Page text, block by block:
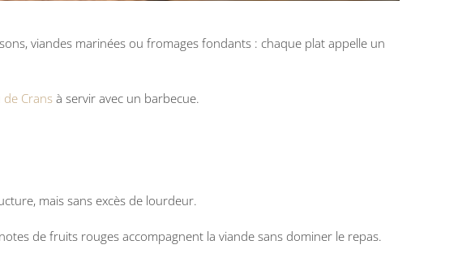
viandes marinées ou fromages fondants : chaque plat appelle un
de Cransà servir avec un barbecue.
mais sans excès de lourdeur.
de fruits rouges accompagnent la viande sans dominer le repas.